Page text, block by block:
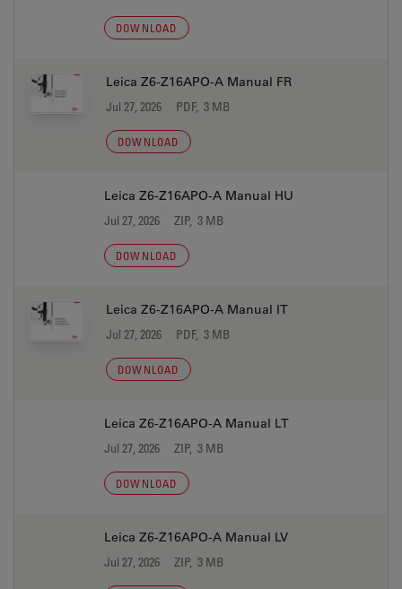
DOWNLOAD
Leica Z6-Z16APO-A Manual FR
Jul 27, 2026 PDF, 3 MB
DOWNLOAD
Leica Z6-Z16APO-A Manual HU
Jul 27, 2026 ZIP, 3 MB
DOWNLOAD
Leica Z6-Z16APO-A Manual IT
Jul 27, 2026 PDF, 3 MB
DOWNLOAD
Leica Z6-Z16APO-A Manual LT
Jul 27, 2026 ZIP, 3 MB
DOWNLOAD
Leica Z6-Z16APO-A Manual LV
Jul 27, 2026 ZIP, 3 MB